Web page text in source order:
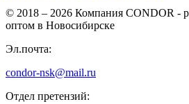
© 2018 – 2026 Компания CONDOR -
оптом в Новосибирске
Эл.почта:
condor-nsk@mail.ru
Отдел претензий: